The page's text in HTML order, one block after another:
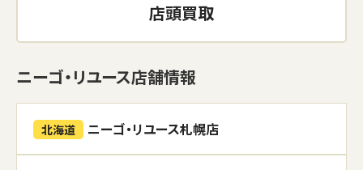
店頭買取
ニーゴ・リユース店舗情報
北海道 ニーゴ・リユース札幌店